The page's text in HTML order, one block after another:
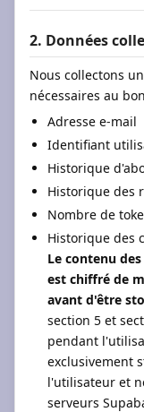
2. Données
Nous collectons
nécessaires au
Adresse e-mail
Identifiant
Historique
Historique des
Nombre de
Historique des
Le contenu
est chiffré de
avant d'être
section 5 et
pendant
exclusivement
l'utilisateur et
serveurs